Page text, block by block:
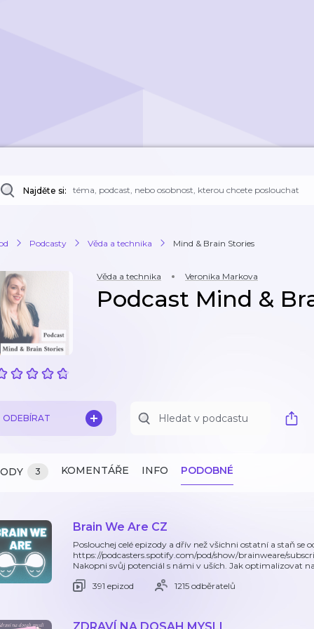
Najděte si:
Podcasty Věda a technika Mind & Brain Stories
Věda a technika Veronika Markova
Podcast Mind &
ODEBÍRAT
3 KOMENTÁŘE INFO PODOBNÉ
Brain We Are CZ
Poslouchej celé epizody a dřív než všichni ostatní a staň se
https://podcasters.spotify.com/pod/show/brainweare/
Nakopni svůj potenciál s námi v uších. Jak optimalizovat
391 epizod
1215 odběratelů